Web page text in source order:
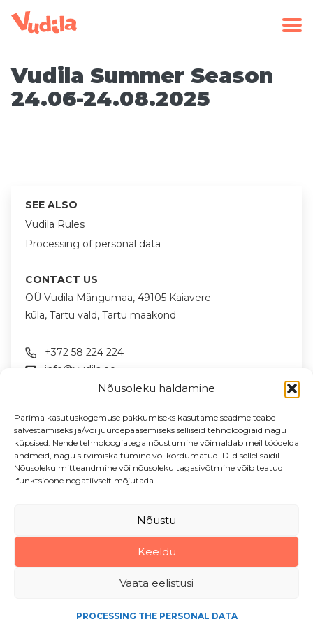
Nõusoleku haldamine
Parima kasutuskogemuse pakkumiseks kasutame seadme teabe
salvestamiseks ja/või juurdepääsemiseks selliseid tehnoloogiaid nagu
küpsised. Nende tehnoloogiatega nõustumine võimaldab meil töödelda
andmeid, nagu sirvimiskäitumine või kordumatud ID-d sellel saidil.
Nõusoleku mitteandmine või nõusoleku tagasivõtmine võib teatud
funktsioone negatiivselt mõjutada.
Nõustu
Keeldu
Vaata eelistusi
PROCESSING THE PERSONAL DATA
Vudila Summer Season
24.06-24.08.2025
SEE ALSO
Vudila Rules
Processing of personal data
CONTACT US
OÜ Vudila Mängumaa, 49105 Kaiavere
küla, Tartu vald, Tartu maakond
+372 58 224 224
info@vudila.ee
NEWSLETTER
News & offers in your email
Vudila Mängumaa OÜ, 2026